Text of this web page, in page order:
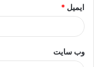
ایمیل *
وب‌ سایت